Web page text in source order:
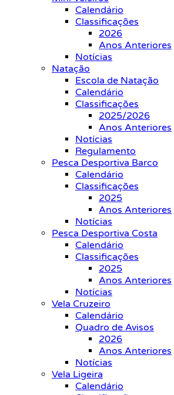
Calendário
Classificações
2026
Anos Anteriores
Notícias
Natação
Escola de Natação
Calendário
Classificações
2025/2026
Anos Anteriores
Notícias
Regulamento
Pesca Desportiva Barco
Calendário
Classificações
2025
Anos Anteriores
Notícias
Pesca Desportiva Costa
Calendário
Classificações
2025
Anos Anteriores
Notícias
Vela Cruzeiro
Calendário
Quadro de Avisos
2026
Anos Anteriores
Notícias
Vela Ligeira
Calendário